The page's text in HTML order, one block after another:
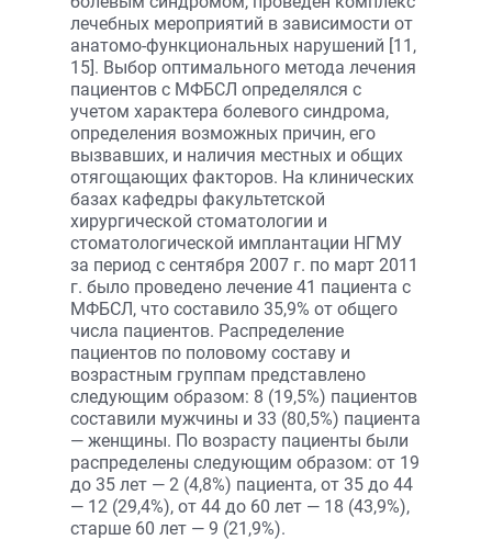
лечебных мероприятий в зависимости от
анатомо-функциональных нарушений [11,
15]. Выбор оптимального метода лечения
пациентов с МФБСЛ определялся с
учетом характера болевого синдрома,
определения возможных причин, его
вызвавших, и наличия местных и общих
отягощающих факторов. На клинических
базах кафедры факультетской
хирургической стоматологии и
стоматологической имплантации НГМУ
за период с сентября 2007 г. по март 2011
г. было проведено лечение 41 пациента с
МФБСЛ, что составило 35,9% от общего
числа пациентов. Распределение
пациентов по половому составу и
возрастным группам представлено
следующим образом: 8 (19,5%) пациентов
составили мужчины и 33 (80,5%) пациента
— женщины. По возрасту пациенты были
распределены следующим образом: от 19
до 35 лет — 2 (4,8%) пациента, от 35 до 44
— 12 (29,4%), от 44 до 60 лет — 18 (43,9%),
старше 60 лет — 9 (21,9%).